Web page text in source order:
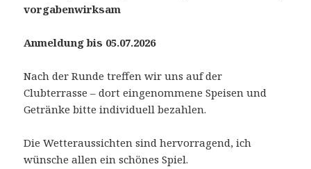
vorgabenwirksam
Anmeldung bis 05.07.2026
Nach der Runde treffen wir uns auf der
Clubterrasse – dort eingenommene Speisen und
Getränke bitte individuell bezahlen.
Die Wetteraussichten sind hervorragend, ich
wünsche allen ein schönes Spiel.